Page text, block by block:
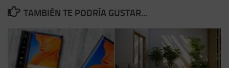
TAMBIÉN TE PODRÍA GUSTAR...